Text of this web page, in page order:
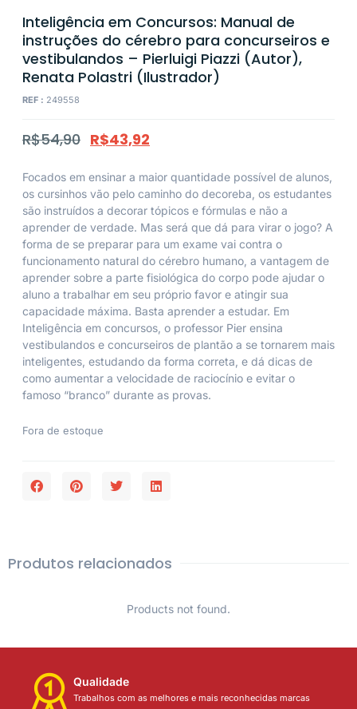
Inteligência em Concursos: Manual de
instruções do cérebro para concurseiros e
vestibulandos – Pierluigi Piazzi (Autor),
Renata Polastri (Ilustrador)
REF : 249558
R$54,90 R$43,92
Focados em ensinar a maior quantidade possível de alunos,
os cursinhos vão pelo caminho do decoreba, os estudantes
são instruídos a decorar tópicos e fórmulas e não a
aprender de verdade. Mas será que dá para virar o jogo? A
forma de se preparar para um exame vai contra o
funcionamento natural do cérebro humano, a vantagem de
aprender sobre a parte fisiológica do corpo pode ajudar o
aluno a trabalhar em seu próprio favor e atingir sua
capacidade máxima. Basta aprender a estudar. Em
Inteligência em concursos, o professor Pier ensina
vestibulandos e concurseiros de plantão a se tornarem mais
inteligentes, estudando da forma correta, e dá dicas de
como aumentar a velocidade de raciocínio e evitar o
famoso “branco” durante as provas.
Fora de estoque
Produtos relacionados
Products not found.
Qualidade
Trabalhos com as melhores e mais reconhecidas marcas